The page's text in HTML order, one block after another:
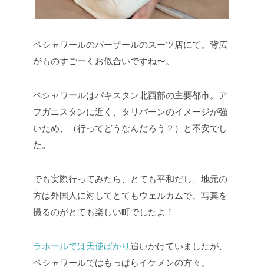
ペシャワールのバーザールのスーツ店にて。背広
がものすごーくお似合いですね〜。
ペシャワールはパキスタン北西部の主要都市。ア
フガニスタンに近く、タリバーンのイメージが強
いため、（行ってどうなんだろう？）と不安でし
た。
でも実際行ってみたら、とても平和だし、地元の
方は外国人に対してとてもウェルカムで、写真を
撮るのがとても楽しい町でしたよ！
ラホールでは天使ばかり追いかけていましたが、
ペシャワールではもっぱらイケメンの方々。